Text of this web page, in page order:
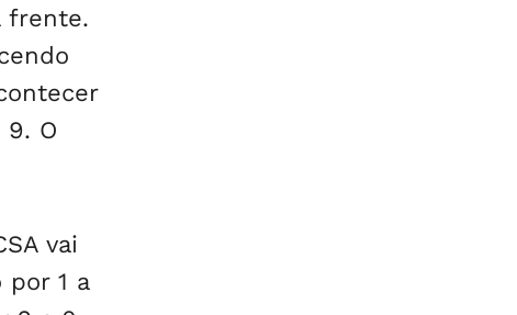
frente.
O
vai
por 1 a